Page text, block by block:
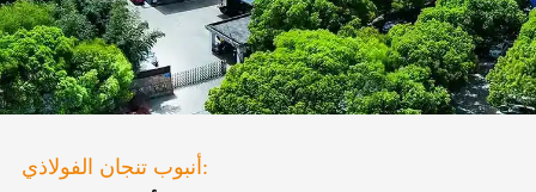
أنبوب تنجان الفولاذي: